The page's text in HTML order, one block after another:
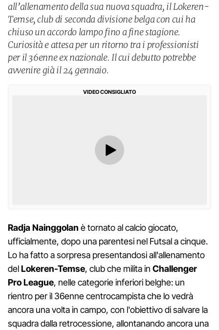
all’allenamento della sua nuova squadra, il Lokeren-
Temse, club di seconda divisione belga con cui ha
chiuso un accordo lampo fino a fine stagione.
Curiosità e attesa per un ritorno tra i professionisti
per il 36enne ex nazionale. Il cui debutto potrebbe
avvenire già il 24 gennaio.
VIDEO CONSIGLIATO
Radja Nainggolan è tornato al calcio giocato,
ufficialmente, dopo una parentesi nel Futsal a cinque.
Lo ha fatto a sorpresa presentandosi all'allenamento
delLokeren-Temse, club che milita in Challenger
Pro League, nelle categorie inferiori belghe: un
rientro per il 36enne centrocampista che lo vedrà
ancora una volta in campo, con l'obiettivo di salvare la
squadra dalla retrocessione, allontanando ancora una